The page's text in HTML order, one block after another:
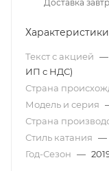
Доставка
Характеристики
Текст с акцией —
ИП с НДС)
Страна
Модель и серия
Страна
Стиль катания —
Год-Сезон —